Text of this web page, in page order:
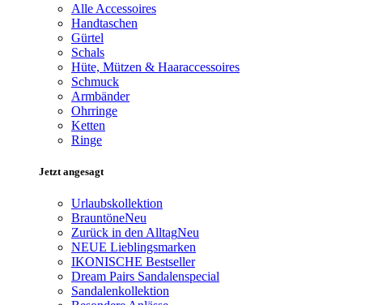
Alle Accessoires
Handtaschen
Gürtel
Schals
Hüte, Mützen & Haaraccessoires
Schmuck
Armbänder
Ohrringe
Ketten
Ringe
Jetzt angesagt
Urlaubskollektion
BrauntöneNeu
Zurück in den AlltagNeu
NEUE Lieblingsmarken
IKONISCHE Bestseller
Dream Pairs Sandalenspecial
Sandalenkollektion